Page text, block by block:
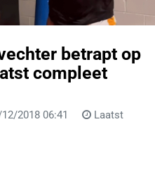
betrapt op
compleet
2018 06:41
Laatst